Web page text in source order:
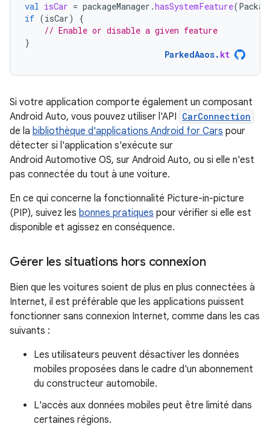
val isCar = packageManager .hasSystemFeature(
if (isCar)
{
// Enable or disable a given feature
}
ParkedAaos. kt
Si votre application comporte également un composant
Android Auto, vous pouvez utiliser l'API CarConnection
de la bibliothèque d'applications Android for Cars pour
détecter si l'application s'exécute sur
Android Automotive OS, sur Android Auto, ou si elle n'est
pas connectée du tout à une voiture.
En ce qui concerne la fonctionnalité Picture-in-picture
(PIP), suivez les bonnes pratiques pour vérifier si elle est
disponible et agissez en conséquence.
Gérer les situations hors connexion
Bien que les voitures soient de plus en plus connectées à
Internet, il est préférable que les applications puissent
fonctionner sans connexion Internet, comme dans les cas
suivants :
Les utilisateurs peuvent désactiver les données
mobiles proposées dans le cadre d'un abonnement
du constructeur automobile.
L'accès aux données mobiles peut être limité dans
certaines régions.